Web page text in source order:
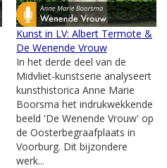
Kunst in LV: Albert Termote &
De Wenende Vrouw
In het derde deel van de
Midvliet-kunstserie analyseert
kunsthistorica Anne Marie
Boorsma het indrukwekkende
beeld 'De Wenende Vrouw' op
de Oosterbegraafplaats in
Voorburg. Dit bijzondere
werk...